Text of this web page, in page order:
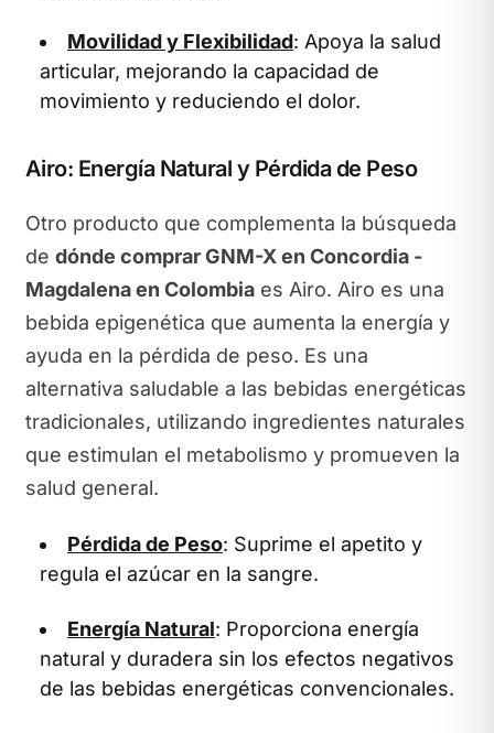
Movilidad y Flexibilidad: Apoya la salud
articular, mejorando la capacidad de
movimiento y reduciendo el dolor.
Airo: Energía Natural y Pérdida de Peso
Otro producto que complementa la búsqueda
de dónde comprar GNM-X en Concordia -
Magdalena en Colombiaes Airo. Airo es una
bebida epigenética que aumenta la energía y
ayuda en la pérdida de peso. Es una
alternativa saludable a las bebidas energéticas
tradicionales, utilizando ingredientes naturales
que estimulan el metabolismo y promueven la
salud general.
Pérdida de Peso: Suprime el apetito y
regula el azúcar en la sangre.
Energía Natural: Proporciona energía
natural y duradera sin los efectos negativos
de las bebidas energéticas convencionales.